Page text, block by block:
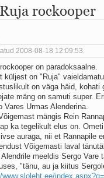
on minu arm
öös näen...
ja ah-ah-haa
kõik on jäänud
sellest loomusevalust
Ruja rockooper
2008-08-18 12:09:53.
on paradoksaalne.
küljest on "Ruja"
on väga häid, kohati
mäng on samuti super.
Vares Urmas Alenderina.
mängis Rein
ka tegelikult elus on.
auraga, nii et Rannapile
Võigemasti laval
Alendrile meeldis Sergo
"tänu, au ja kiitus
www.sloleht.ee/